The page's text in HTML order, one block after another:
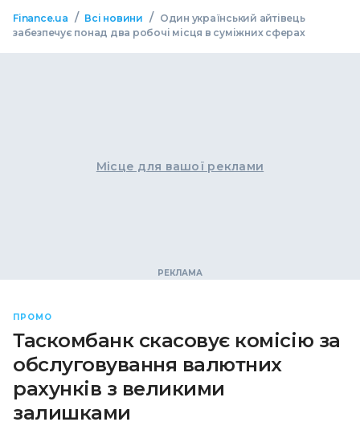
Finance.ua / Всі новини /
Один український айтівець
забезпечує понад два робочі місця в суміжних сферах
Місце для вашої реклами
ПРОМО
Таскомбанк скасовує комісію за
обслуговування валютних
рахунків з великими
залишками